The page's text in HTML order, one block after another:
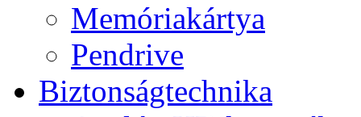
Memóriakártya
Pendrive
Biztonságtechnika